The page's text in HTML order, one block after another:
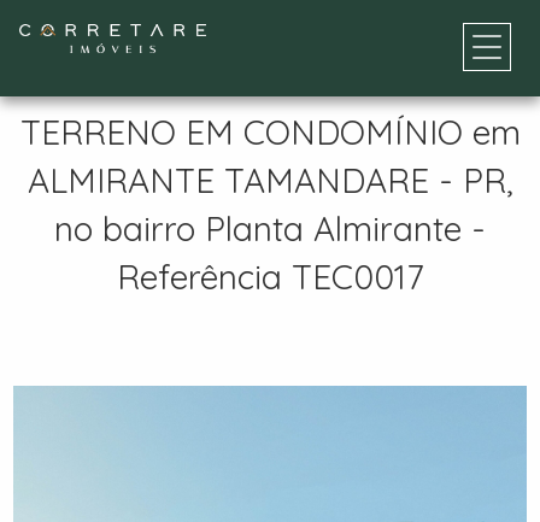
TERRENO EM CONDOMÍNIO em
ALMIRANTE TAMANDARE - PR,
no bairro Planta Almirante -
Referência TEC0017